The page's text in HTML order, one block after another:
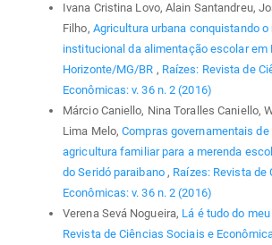
Ivana Cristina Lovo, Alain Santandreu,
Filho, Agricultura urbana conquistando o
institucional da alimentação escolar em
Horizonte/MG/BR , Raízes: Revista de
Econômicas: v. 36 n. 2 (2016)
Márcio Caniello, Nina Toralles Caniello,
Lima Melo,Compras governamentais
agricultura familiar para a merenda
do Seridó paraibano , Raízes: Revista
Econômicas: v. 36 n. 2 (2016)
Verena Sevá Nogueira, Lá é tudo do
Revista de Ciências Sociais e